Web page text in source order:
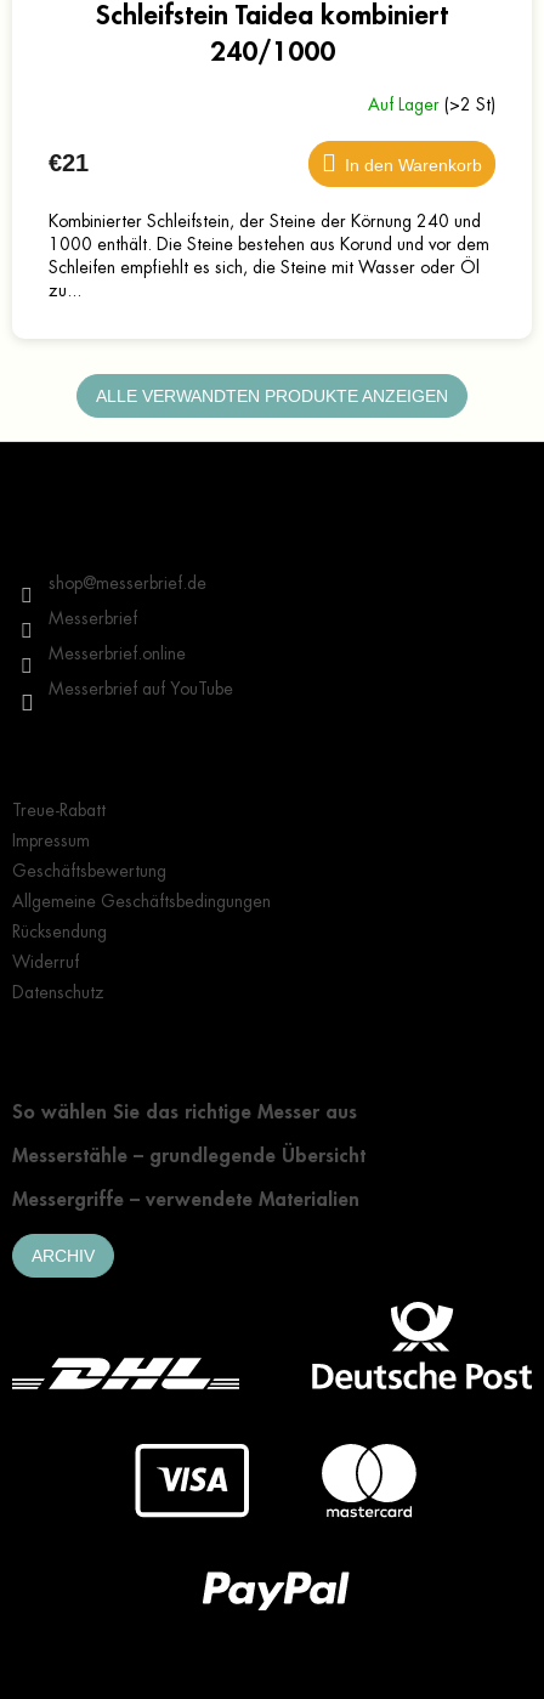
Schleifstein Taidea kombiniert
240/1000
Auf Lager (>2 St)
€21 In den Warenkorb
Kombinierter Schleifstein, der Steine der Körnung 240 und
1000 enthält. Die Steine bestehen aus Korund und vor dem
Schleifen empfiehlt es sich, die Steine mit Wasser oder Öl
zu...
ALLE VERWANDTEN PRODUKTE ANZEIGEN
shop@messerbrief.de
Messerbrief
Messerbrief.online
Messerbrief auf YouTube
Treue-Rabatt
Impressum
Geschäftsbewertung
Allgemeine Geschäftsbedingungen
Rücksendung
Widerruf
Datenschutz
So wählen Sie das richtige Messer aus
Messerstähle – grundlegende Übersicht
Messergriffe – verwendete Materialien
ARCHIV